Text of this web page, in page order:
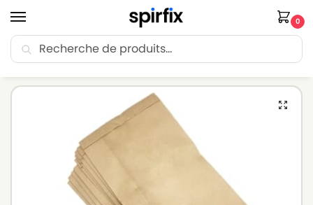
0
🚚 Livraison Point Relais offerte dès 30€ d’achat.